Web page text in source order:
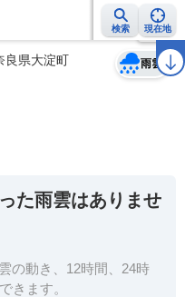
検索 現在地
警報・注意報 2週間天気 ラ
良県大淀町 雨雲
天気 台風
た雨雲はありませ
の動き、12時間、24時
きます。